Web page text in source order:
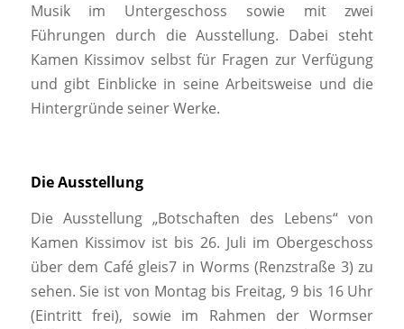
Musik im Untergeschoss sowie mit zwei
Führungen durch die Ausstellung. Dabei steht
Kamen Kissimov selbst für Fragen zur Verfügung
und gibt Einblicke in seine Arbeitsweise und die
Hintergründe seiner Werke.
Die Ausstellung
Die Ausstellung „Botschaften des Lebens“ von
Kamen Kissimov ist bis 26. Juli im Obergeschoss
über dem Café gleis7 in Worms (Renzstraße 3) zu
sehen. Sie ist von Montag bis Freitag, 9 bis 16 Uhr
(Eintritt frei), sowie im Rahmen der Wormser